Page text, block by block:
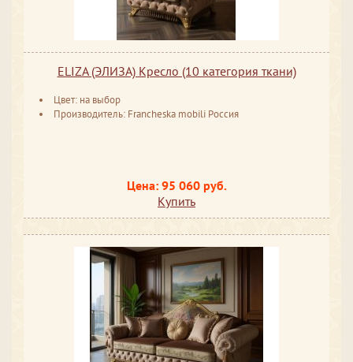
ELIZA (ЭЛИЗА) Кресло (10 категория ткани)
Цвет: на выбор
Производитель: Francheska mobili Россия
Цена: 95 060 руб.
Купить